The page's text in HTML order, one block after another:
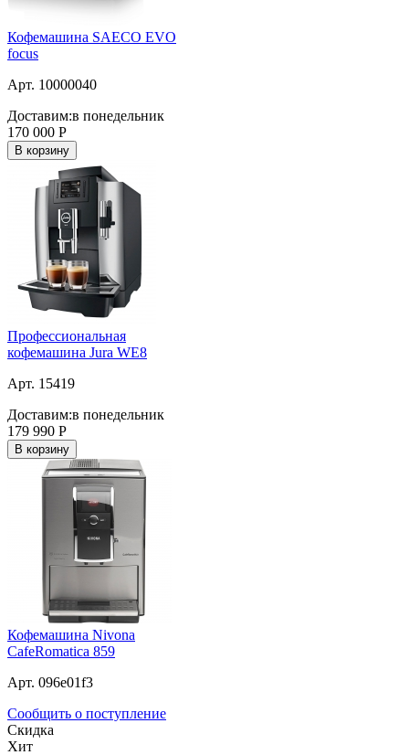
Кофемашина SAECO EVO
focus
Арт. 10000040
Доставим:в понедельник
170 000 Р
В корзину
Профессиональная
кофемашина Jura WE8
Арт. 15419
Доставим:в понедельник
179 990 Р
В корзину
Кофемашина Nivona
CafeRomatica 859
Арт. 096e01f3
Сообщить о поступление
Скидка
Хит